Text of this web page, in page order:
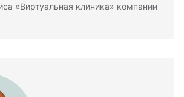
«Виртуальная клиника» компании